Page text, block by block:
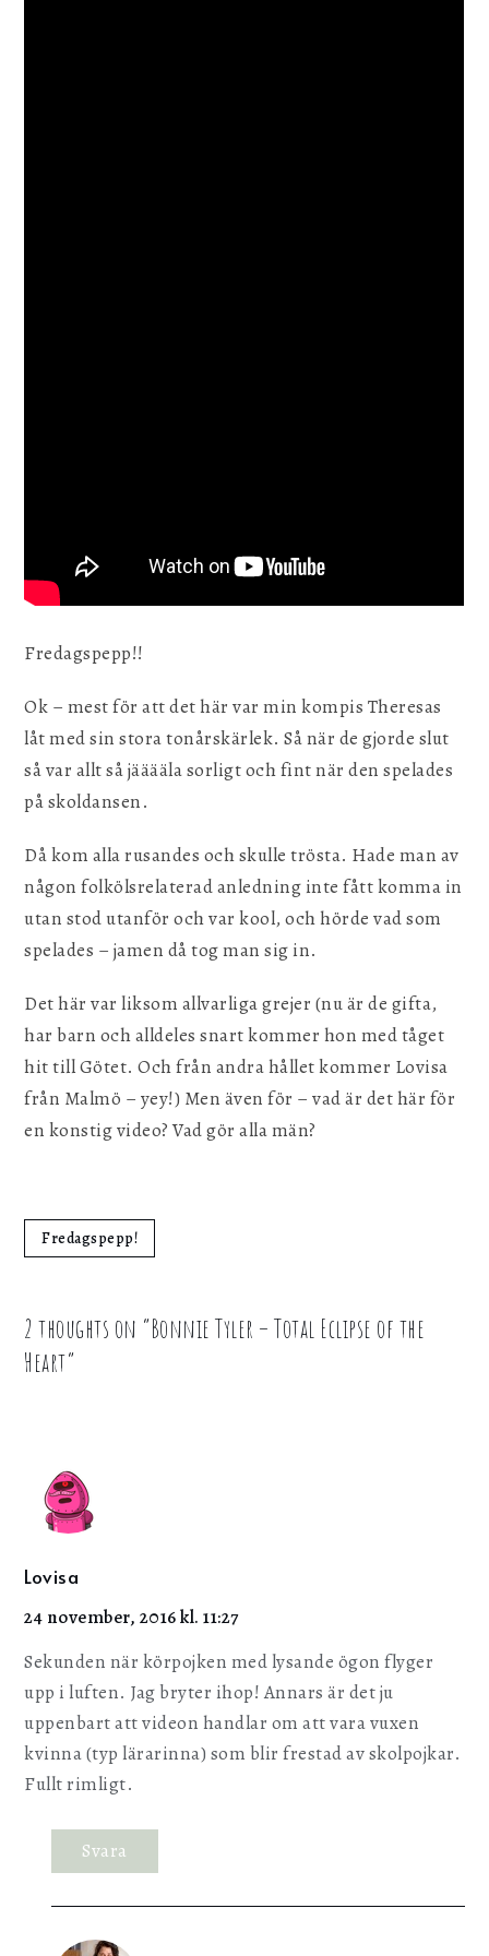
Fredagspepp!!
Ok – mest för att det här var min kompis Theresas
låt med sin stora tonårskärlek. Så när de gjorde slut
så var allt så jääääla sorligt och fint när den spelades
på skoldansen.
Då kom alla rusandes och skulle trösta. Hade man av
någon folkölsrelaterad anledning inte fått komma in
utan stod utanför och var kool, och hörde vad som
spelades – jamen då tog man sig in.
Det här var liksom allvarliga grejer (nu är de gifta,
har barn och alldeles snart kommer hon med tåget
hit till Götet. Och från andra hållet kommer Lovisa
från Malmö – yey!) Men även för – vad är det här för
en konstig video? Vad gör alla män?
Fredagspepp!
2 thoughts on “Bonnie Tyler – Total Eclipse of the
Heart”
Lovisa
24 november, 2016 kl. 11:27
Sekunden när körpojken med lysande ögon flyger
upp i luften. Jag bryter ihop! Annars är det ju
uppenbart att videon handlar om att vara vuxen
kvinna (typ lärarinna) som blir frestad av skolpojkar.
Fullt rimligt.
Svara